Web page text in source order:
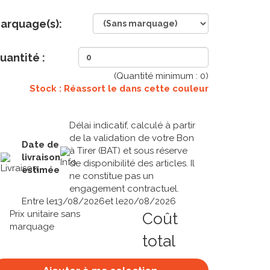
:
(Quantité minimum : 0)
Stock : Réassort le dans cette couleur
Date de
livraison
estimée
Délai indicatif, calculé à partir
de la validation de votre Bon
à Tirer (BAT) et sous réserve
de disponibilité des articles. Il
ne constitue pas un
engagement contractuel.
Entre le13/08/2026et le20/08/2026
Prix unitaire sans
marquage
Coût
total